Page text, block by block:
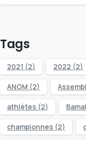
Tags
2021 (2) 2022 (2)
ANOM (2)
athlètes (2)
championnes (2)